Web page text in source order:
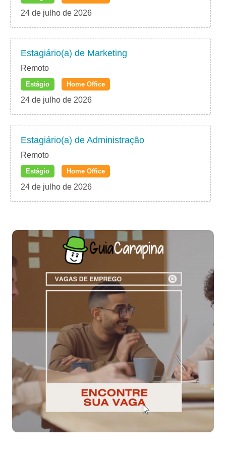
24 de julho de 2026
Estagiário(a) de Marketing
Remoto
Estágio Home Office
24 de julho de 2026
Estagiário(a) de Administração
Remoto
Estágio Home Office
24 de julho de 2026